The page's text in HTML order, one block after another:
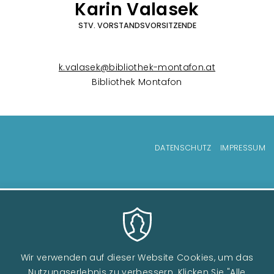
Karin Valasek
STV. VORSTANDSVORSITZENDE
k.valasek@bibliothek-montafon.at
Bibliothek Montafon
DATENSCHUTZ IMPRESSUM
Wir verwenden auf dieser Website Cookies, um das